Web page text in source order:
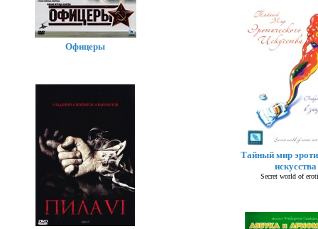
Тайный мир
искусства
Secret world of
Офицеры